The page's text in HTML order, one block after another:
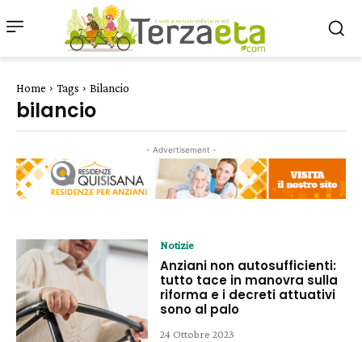
Home Tags Bilancio
bilancio
- Advertisement -
Notizie
Anziani non autosufficienti:
tutto tace in manovra sulla
riforma e i decreti attuativi
sono al palo
24 Ottobre 2023